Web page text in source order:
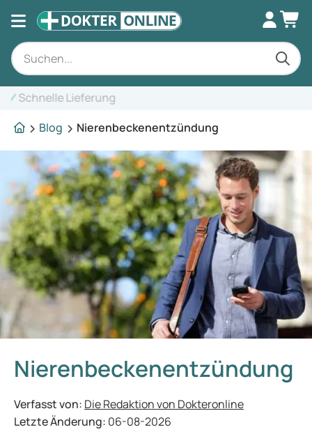
Blog
Nierenbeckenentzündung
Nierenbeckenentzündung
Verfasst von: Die Redaktion von Dokteronline
Letzte Änderung: 06-08-2026